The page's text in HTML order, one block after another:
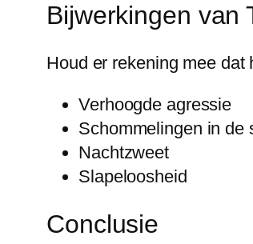
Bijwerkingen van
Houd er rekening mee dat
Verhoogde agressie
Schommelingen in de
Nachtzweet
Slapeloosheid
Conclusie